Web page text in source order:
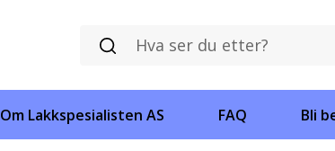
Om Lakkspesialisten AS FAQ Bli